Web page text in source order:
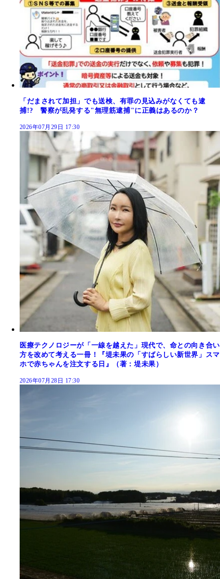
「だまされて加担」でも送検、有罪の見込みがなくても逮
捕!? 警察が乱発する"無理筋逮捕"に正義はあるのか？
2026年07月29日 17:30
医療テクノロジーが「一線を越えた」現代で、命との向き合い
方を改めて考える一冊！『堤未果の「すばらしい新世界」スマ
ホで赤ちゃんを注文する日』（著：堤未果）
2026年07月28日 17:30